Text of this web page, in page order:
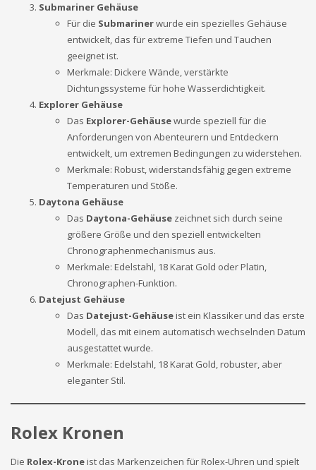
Submariner Gehäuse
Für die Submarinerwurde ein spezielles Gehäuse
entwickelt, das für extreme Tiefen und Tauchen
geeignet ist.
Merkmale: Dickere Wände, verstärkte
Dichtungssysteme für hohe Wasserdichtigkeit.
Explorer Gehäuse
Das Explorer-Gehäusewurde speziell für die
Anforderungen von Abenteurern und Entdeckern
entwickelt, um extremen Bedingungen zu widerstehen.
Merkmale: Robust, widerstandsfähig gegen extreme
Temperaturen und Stöße.
Daytona Gehäuse
Das Daytona-Gehäuse zeichnet sich durch seine
größere Größe und den speziell entwickelten
Chronographenmechanismus aus.
Merkmale: Edelstahl, 18 Karat Gold oder Platin,
Chronographen-Funktion.
Datejust Gehäuse
Das Datejust-Gehäuseist ein Klassiker und das erste
Modell, das mit einem automatisch wechselnden Datum
ausgestattet wurde.
Merkmale: Edelstahl, 18 Karat Gold, robuster, aber
eleganter Stil.
Rolex Kronen
Die Rolex-Kroneist das Markenzeichen für Rolex-Uhren und spielt